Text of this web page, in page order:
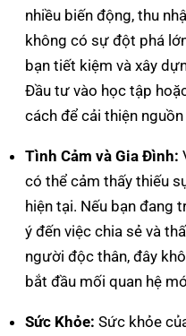
nhiều biến động, thu
không có sự đột phá
bạn tiết kiệm và xây
Đầu tư vào học tập
cách để cải thiện
Tình Cảm và Gia Đình:
có thể cảm thấy thiếu
hiện tại. Nếu bạn đang
ý đến việc chia sẻ và
người độc thân, đây
bắt đầu mối quan hệ
Sức Khỏe: Sức khỏe